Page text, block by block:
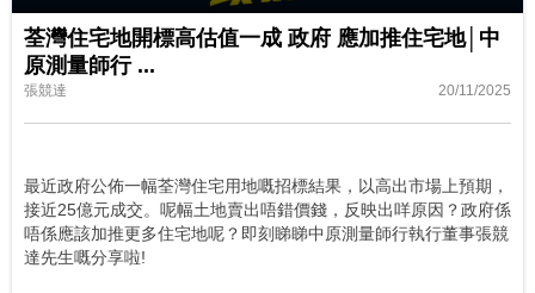
Play Mute Settings
PIP
荃灣住宅地開標高估值一成 政府 應加推住宅地│中
原測量師行 ...
張競達 20/11/2025
最近政府公佈一幅荃灣住宅用地嘅招標結果，以高出市場上預期，
接近25億元成交。呢幅土地賣出唔錯價錢，反映出咩原因？政府係
唔係應該加推更多住宅地呢？即刻睇睇中原測量師行執行董事張競
達先生嘅分享啦!